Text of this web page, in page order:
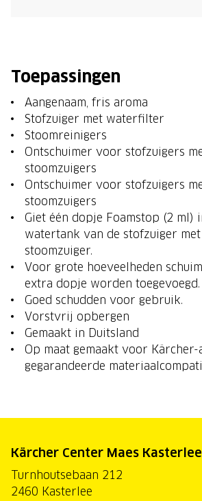
Toepassingen
Aangenaam, fris aroma
Stofzuiger met waterfilter
Stoomreinigers
Ontschuimer voor stofzuigers
stoomzuigers
Ontschuimer voor stofzuigers
stoomzuigers
Giet één dopje Foamstop (2 ml)
watertank van de stofzuiger
stoomzuiger.
Voor grote hoeveelheden
extra dopje worden toegevoegd.
Goed schudden voor gebruik.
Vorstvrij opbergen
Gemaakt in Duitsland
Op maat gemaakt voor
gegarandeerde
Kärcher Center Maes Kasterlee
Turnhoutsebaan 212
2460 Kasterlee